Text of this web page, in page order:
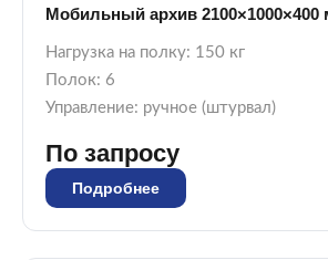
Мобильный архив 2100×1000×400
Нагрузка на полку: 150 кг
Полок: 6
Управление: ручное (штурвал)
По запросу
Подробнее